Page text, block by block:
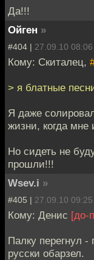
Да!!!
Ойген »
#404 | 27.09.10 08:06
Кому: Скиталец,
> я блатные
Я даже
жизни, когда мне
Но сидеть не
прошли!!!
Wsev.i »
#405 | 27.09.10 09:25
Кому: Денис [до-
Палку перегнул
русски обарзел.